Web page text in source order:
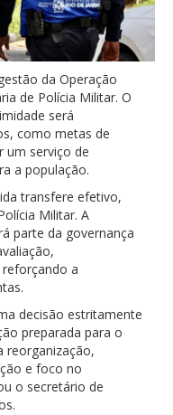
da Operação
de Polícia Militar. O
será
como metas de
um serviço de
a população.
transfere efetivo,
Militar. A
parte da governança
a
decisão estritamente
preparada para o
reorganização,
e foco no
o secretário de